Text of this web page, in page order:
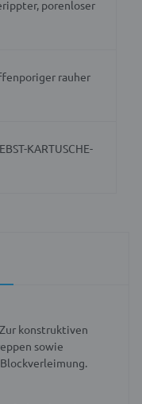
porenloser
rauher
KARTUSCHE-
konstruktiven
sowie